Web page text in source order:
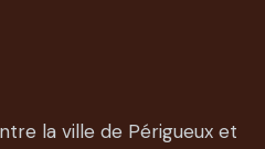
la ville de Périgueux et